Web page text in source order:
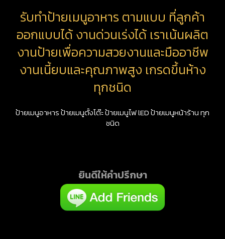
รับทำป้ายเมนูอาหาร ตามแบบ ที่ลูกค้า
ออกแบบได้ งานด่วนเร่งได้ เราเน้นผลิต
งานป้ายเพื่อความสวยงานและมืออาชีพ
งานเนี้ยบและคุณภาพสูง เกรดขึ้นห้าง
ทุกชนิด
ป้ายเมนูอาหาร ป้ายเมนูตั้งโต๊ะ ป้ายเมนูไฟ lED ป้ายเมนูหน้าร้าน ทุก
ชนิด
ยินดีให้คำปรึกษา